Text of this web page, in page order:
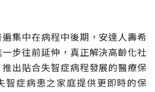
集中在病程中後期，安達人壽希
步往前延伸，真正解決高齡化社
出貼合失智症病程發展的醫療保
智症病患之家庭提供更即時的保